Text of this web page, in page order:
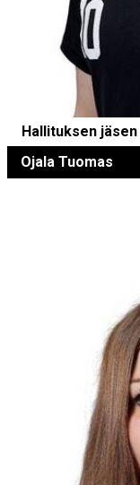
Hallituksen jäsen
Ojala Tuomas